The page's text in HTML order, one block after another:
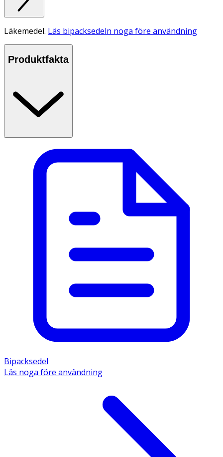
Läkemedel. Läs bipacksedeln noga före användning
Produktfakta
Bipacksedel
Läs noga före användning